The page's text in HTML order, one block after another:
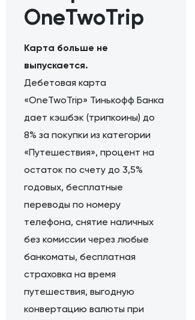
OneTwoTrip
Карта больше не
выпускается.
Дебетовая карта
«OneTwoTrip» Тинькофф Банка
дает кэшбэк (трипкоины) до
8% за покупки из категории
«Путешествия», процент на
остаток по счету до 3,5%
годовых, бесплатные
переводы по номеру
телефона, снятие наличных
без комиссии через любые
банкоматы, бесплатная
страховка на время
путешествия, выгодную
конвертацию валюты при